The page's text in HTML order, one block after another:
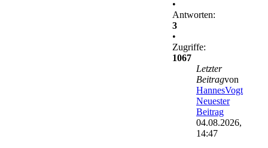
•
Antworten:
3
•
Zugriffe:
1067
Letzter
Beitragvon
HannesVogt
Neuester
Beitrag
04.08.2026,
14:47